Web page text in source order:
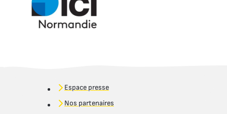
Espace presse
Nos partenaires